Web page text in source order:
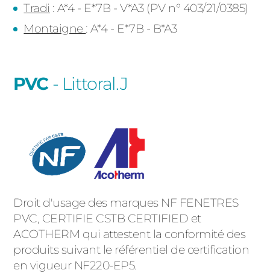
Tradi : A*4 - E*7B - V*A3 (PV n° 403/21/0385)
Montaigne : A*4 - E*7B - B*A3
PVC - Littoral.J
Droit d'usage des marques NF FENETRES
PVC, CERTIFIE CSTB CERTIFIED et
ACOTHERM qui attestent la conformité des
produits suivant le référentiel de certification
en vigueur NF220-EP5.